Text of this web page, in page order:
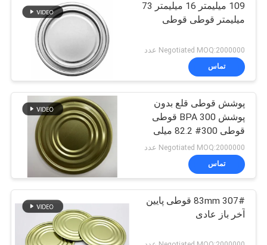
109 میلیمتر 16 میلیمتر 73
میلیمتر قوطی قوطی
Negotiated MOQ:2000000 عدد
تماس
پوشش قوطی قلع بدون
پوشش BPA 300 قوطی
قوطی 300# 82.2 میلی
متر 73 میلی متر را پوشش
می دهد
Negotiated MOQ:2000000 عدد
تماس
307# 83mm قوطی پایین
آخر باز عادی